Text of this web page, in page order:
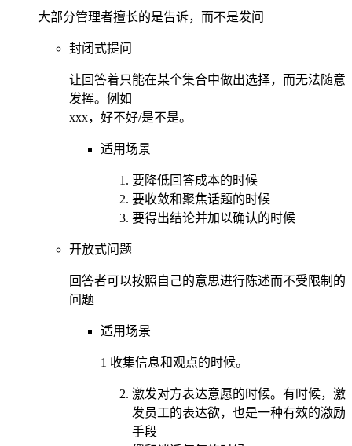
大部分管理者擅长的是告诉，而不是发问
封闭式提问
让回答着只能在某个集合中做出选择，而无法随意
发挥。例如
xxx，好不好/是不是。
适用场景
要降低回答成本的时候
要收敛和聚焦话题的时候
要得出结论并加以确认的时候
开放式问题
回答者可以按照自己的意思进行陈述而不受限制的
问题
适用场景
1 收集信息和观点的时候。
激发对方表达意愿的时候。有时候，激
发员工的表达欲，也是一种有效的激励
手段